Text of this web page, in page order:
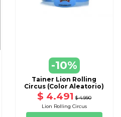
-10%
Tainer Lion Rolling
Circus (Color Aleatorio)
$ 4.491 $ 4.990
Lion Rolling Circus